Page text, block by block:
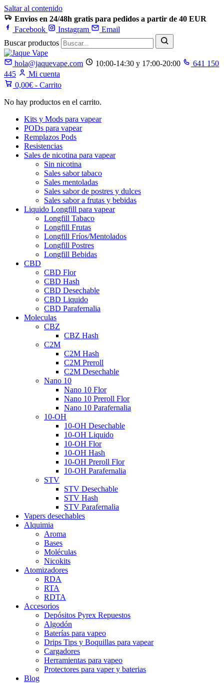
Saltar al contenido
Envios en 24/48h gratis para pedidos a partir de 40 EUR
Facebook
Instagram
Email
Buscar productos
hola@jaquevape.com 10:00-14:30 y 17:00-20:00
641 150
445
Mi cuenta
0,00€ - Carrito
No hay productos en el carrito.
Kits y Mods para vapear
PODs para vapear
Remplazos Pods
Resistencias
Sales de nicotina para vapear
Sin nicotina
Sales sabor tabaco
Sales mentoladas
Sales sabor de postres y dulces
Sales sabor a frutas y bebidas
Liquido Longfill para vapear
Longfill Tabaco
Longfill Frutas
Longfill Fríos/Mentolados
Longfill Postres
Longfill Bebidas
CBD
CBD Flor
CBD Hash
CBD Desechable
CBD Liquido
CBD Parafernalia
Moleculas
CBZ
CBZ Hash
C2M
C2M Hash
C2M Preroll
C2M Desechable
Nano 10
Nano 10 Flor
Nano 10 Preroll Flor
Nano 10 Parafernalia
10-OH
10-OH Desechable
10-OH Liquido
10-OH Flor
10-OH Hash
10-OH Preroll Flor
10-OH Parafernalia
STV
STV Desechable
STV Hash
STV Parafernalia
Vapers desechables
Alquimia
Aroma
Bases
Moléculas
Nicokits
Atomizadores
RDA
RTA
RDTA
Accesorios
Depósitos Pyrex Repuestos
Algodón
Baterías para vapeo
Drips Tips y Boquillas para vapear
Cargadores
Herramientas para vapeo
Protectores para vaper y baterias
Blog